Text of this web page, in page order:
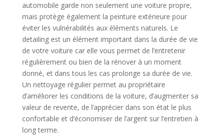
automobile garde non seulement une voiture propre,
mais protège également la peinture extérieure pour
éviter les vulnérabilités aux éléments naturels. Le
detailing est un élément important dans la durée de vie
de votre voiture car elle vous permet de l’entretenir
régulièrement ou bien de la rénover à un moment
donné, et dans tous les cas prolonge sa durée de vie.
Un nettoyage régulier permet au propriétaire
d’améliorer les conditions de la voiture, d’augmenter sa
valeur de revente, de l’apprécier dans son état le plus
confortable et d’économiser de l’argent sur l’entretien à
long terme.